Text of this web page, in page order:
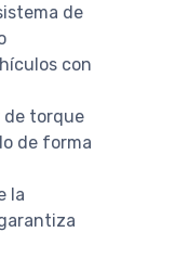
de
con
de torque
de forma
la